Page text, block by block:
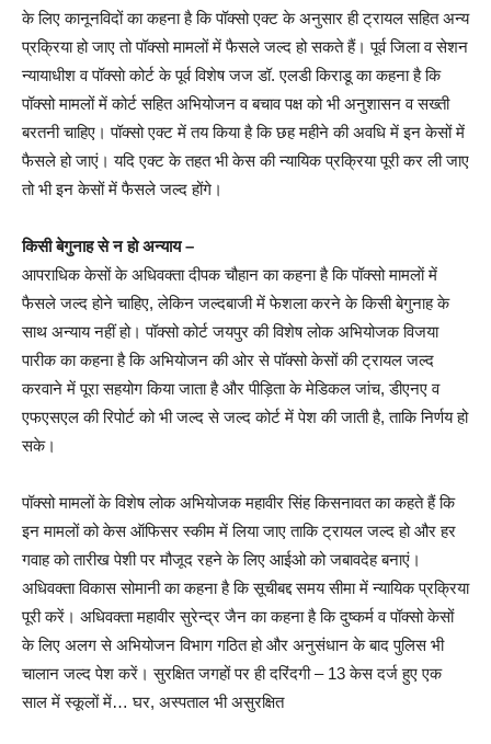
के लिए कानूनविदों का कहना है कि पॉक्सो एक्ट के अनुसार ही ट्रायल सहित अन्य
प्रक्रिया हो जाए तो पॉक्सो मामलों में फैसले जल्द हो सकते हैं। पूर्व जिला व सेशन
न्यायाधीश व पॉक्साे कोर्ट के पूर्व विशेष जज डॉ. एलडी किराडू का कहना है कि
पॉक्सो मामलों में कोर्ट सहित अभियोजन व बचाव पक्ष को भी अनुशासन व सख्ती
बरतनी चाहिए। पॉक्सो एक्ट में तय किया है कि छह महीने की अवधि में इन केसों में
फैसले हो जाएं। यदि एक्ट के तहत भी केस की न्यायिक प्रक्रिया पूरी कर ली जाए
तो भी इन केसों में फैसले जल्द होंगे।
किसी बेगुनाह से न हो अन्याय –
आपराधिक केसों के अधिवक्ता दीपक चौहान का कहना है कि पॉक्सो मामलाें में
फैसले जल्द होने चाहिए, लेकिन जल्दबाजी में फेशला करने के किसी बेगुनाह के
साथ अन्याय नहीं हो। पॉक्सो कोर्ट जयपुर की विशेष लोक अभियोजक विजया
पारीक का कहना है कि अभियोजन की ओर से पाॅक्सो केसों की ट्रायल जल्द
करवाने में पूरा सहयोग किया जाता है और पीड़िता के मेडिकल जांच, डीएनए व
एफएसएल की रिपोर्ट को भी जल्द से जल्द कोर्ट में पेश की जाती है, ताकि निर्णय हो
सके।
पॉक्सो मामलों के विशेष लोक अभियोजक महावीर सिंह किसनावत का कहते हैं कि
इन मामलों को केस ऑफिसर स्कीम में लिया जाए ताकि ट्रायल जल्द हो और हर
गवाह को तारीख पेशी पर मौजूद रहने के लिए आईओ को जबावदेह बनाएं।
अधिवक्ता विकास सोमानी का कहना है कि सूचीबद्द समय सीमा में न्यायिक प्रक्रिया
पूरी करें। अधिवक्ता महावीर सुरेन्द्र जैन का कहना है कि दुष्कर्म व पॉक्सो केसों
के लिए अलग से अभियोजन विभाग गठित हो और अनुसंधान के बाद पुलिस भी
चालान जल्द पेश करें। सुरक्षित जगहों पर ही दरिंदगी – 13 केस दर्ज हुए एक
साल में स्कूलों में… घर, अस्पताल भी असुरक्षित